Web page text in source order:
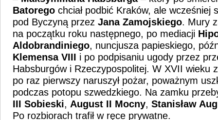
Batorego chciał podbić Kraków, ale wcześniej
pod Byczyną przez Jana Zamojskiego. Mury
na początku roku następnego, po mediacji
Aldobrandiniego, nuncjusza papieskiego,
Klemensa VIII i po podpisaniu ugody przez
Habsburgów i Rzeczypospolitej. W XVII wieku
po raz pierwszy naruszył pożar, poważnym
podczas potopu szwedzkiego. Na zamku
III Sobieski, August II Mocny, Stanisław
Po rozbiorach trafił w ręce prywatne.